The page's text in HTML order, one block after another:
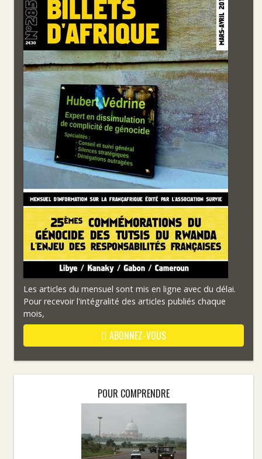
Les articles du mensuel sont mis en ligne avec du délai.
Pour recevoir l'intégralité des articles publiés chaque
mois,
ABONNEZ-VOUS
POUR COMPRENDRE